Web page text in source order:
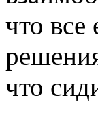
что все
что